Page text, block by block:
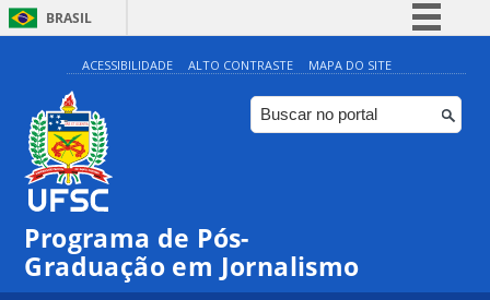
BRASIL
Simplifique!
Comunica BR
Participe
ACESSIBILIDADE ALTO CONTRASTE MAPA DO SITE
Programa de Pós-
Graduação em Jornalismo
00:00